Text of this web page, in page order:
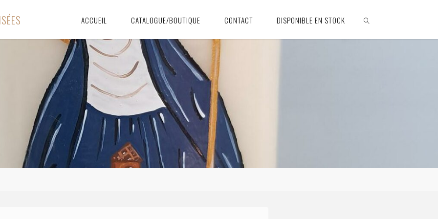
ISÉES ACCUEIL CATALOGUE/BOUTIQUE CONTACT DISPONIBLE EN STOCK